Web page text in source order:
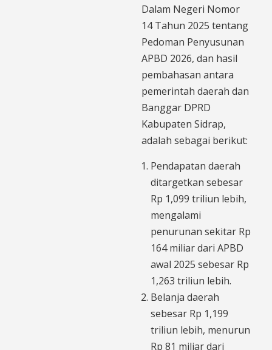
Dalam Negeri Nomor
14 Tahun 2025 tentang
Pedoman Penyusunan
APBD 2026, dan hasil
pembahasan antara
pemerintah daerah dan
Banggar DPRD
Kabupaten Sidrap,
adalah sebagai berikut:
Pendapatan daerah
ditargetkan sebesar
Rp 1,099 triliun lebih,
mengalami
penurunan sekitar Rp
164 miliar dari APBD
awal 2025 sebesar Rp
1,263 triliun lebih.
Belanja daerah
sebesar Rp 1,199
triliun lebih, menurun
Rp 81 miliar dari